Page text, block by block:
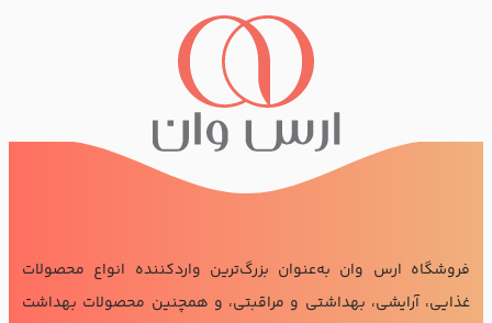
فروشگاه ارس وان به‌عنوان بزرگ‌ترین واردکننده انواع محصولات
غذایی، آرایشی، بهداشتی و مراقبتی، و همچنین محصولات بهداشت